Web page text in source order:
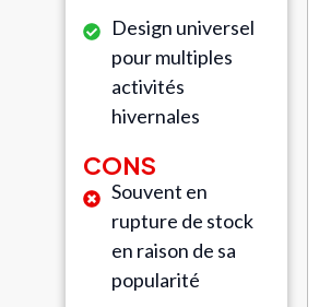
Design universel
pour multiples
activités
hivernales
CONS
Souvent en
rupture de stock
en raison de sa
popularité